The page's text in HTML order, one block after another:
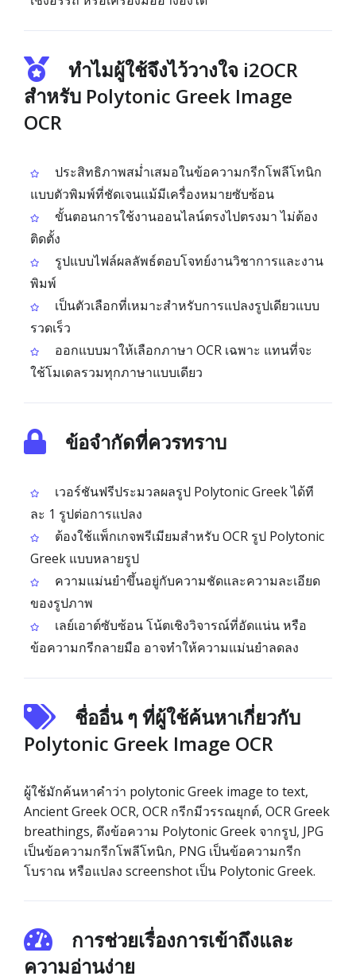
ทำไมผู้ใช้จึงไว้วางใจ i2OCR
สำหรับ Polytonic Greek Image
OCR
ประสิทธิภาพสม่ำเสมอในข้อความกรีกโพลีโทนิก
แบบตัวพิมพ์ที่ชัดเจนแม้มีเครื่องหมายซับซ้อน
ขั้นตอนการใช้งานออนไลน์ตรงไปตรงมา ไม่ต้อง
ติดตั้ง
รูปแบบไฟล์ผลลัพธ์ตอบโจทย์งานวิชาการและงาน
พิมพ์
เป็นตัวเลือกที่เหมาะสำหรับการแปลงรูปเดียวแบบ
รวดเร็ว
ออกแบบมาให้เลือกภาษา OCR เฉพาะ แทนที่จะ
ใช้โมเดลรวมทุกภาษาแบบเดียว
ข้อจำกัดที่ควรทราบ
เวอร์ชันฟรีประมวลผลรูป Polytonic Greek ได้ที
ละ 1 รูปต่อการแปลง
ต้องใช้แพ็กเกจพรีเมียมสำหรับ OCR รูป Polytonic
Greek แบบหลายรูป
ความแม่นยำขึ้นอยู่กับความชัดและความละเอียด
ของรูปภาพ
เลย์เอาต์ซับซ้อน โน้ตเชิงวิจารณ์ที่อัดแน่น หรือ
ข้อความกรีกลายมือ อาจทำให้ความแม่นยำลดลง
ชื่ออื่น ๆ ที่ผู้ใช้ค้นหาเกี่ยวกับ
Polytonic Greek Image OCR
ผู้ใช้มักค้นหาคำว่า polytonic Greek image to text,
Ancient Greek OCR, OCR กรีกมีวรรณยุกต์, OCR Greek
breathings, ดึงข้อความ Polytonic Greek จากรูป, JPG
เป็นข้อความกรีกโพลีโทนิก, PNG เป็นข้อความกรีก
โบราณ หรือแปลง screenshot เป็น Polytonic Greek.
การช่วยเรื่องการเข้าถึงและ
ความอ่านง่าย